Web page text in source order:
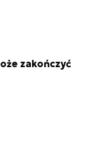
zakończyć